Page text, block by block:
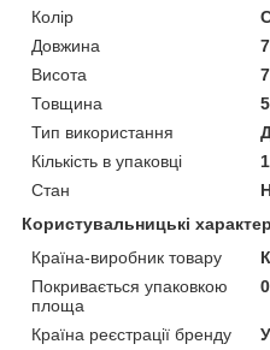
Колір
Довжина
Висота
Товщина
Тип використання
Кількість в упаковці
Стан
Користувальницькі
Країна-виробник товару
Покривається упаковкою
площа
Країна реєстрації бренду